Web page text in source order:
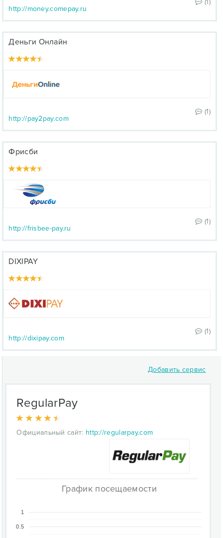
(1)
http://money.comepay.ru
Деньги Онлайн
(1)
http://pay2pay.com
Фрисби
(1)
http://frisbee-pay.ru
DIXIPAY
(1)
http://dixipay.com
Добавить сервис
RegularPay
Официальный сайт: http://regularpay.com
График посещаемости
0.5
1